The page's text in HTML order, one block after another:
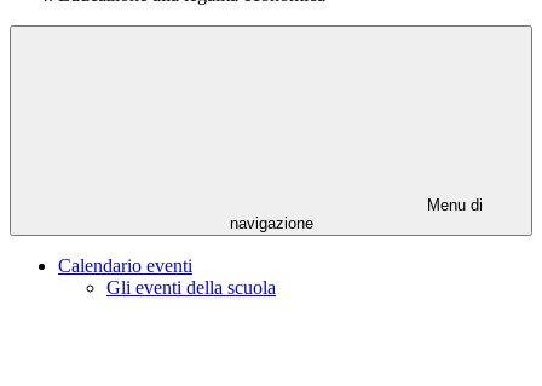
Menu di
navigazione
Calendario eventi
Gli eventi della scuola